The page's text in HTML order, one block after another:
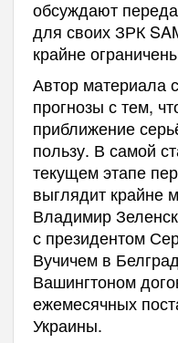
обсуждают
для своих ЗРК
крайне
Автор материала
прогнозы с тем,
приближение
пользу. В самой
текущем этапе
выглядит крайне
Владимир
с президентом
Вучичем в
Вашингтоном
ежемесячных
Украины.